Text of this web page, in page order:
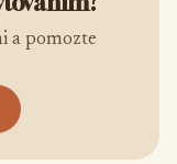
a pomozte